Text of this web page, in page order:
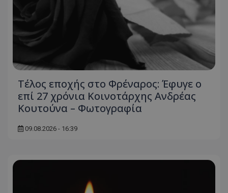
Τέλος εποχής στο Φρέναρος: Έφυγε ο
επί 27 χρόνια Κοινοτάρχης Ανδρέας
Κουτούνα – Φωτογραφία
09.08.2026 - 16:39